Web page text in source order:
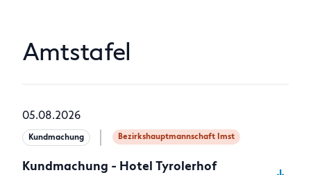
Amtstafel
05.08.2026
Kundmachung Bezirkshauptmannschaft Imst
Kundmachung - Hotel Tyrolerhof